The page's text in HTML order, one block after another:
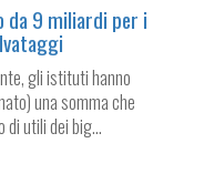
da 9 miliardi per i
gli istituti hanno
una somma che
di utili dei big...